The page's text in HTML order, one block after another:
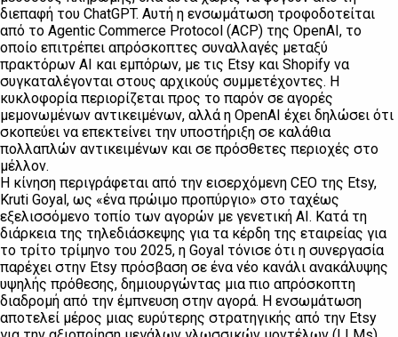
διεπαφή του ChatGPT. Αυτή η ενσωμάτωση τροφοδοτείται
από το Agentic Commerce Protocol (ACP) της OpenAI, το
οποίο επιτρέπει απρόσκοπτες συναλλαγές μεταξύ
πρακτόρων AI και εμπόρων, με τις Etsy και Shopify να
συγκαταλέγονται στους αρχικούς συμμετέχοντες. Η
κυκλοφορία περιορίζεται προς το παρόν σε αγορές
μεμονωμένων αντικειμένων, αλλά η OpenAI έχει δηλώσει ότι
σκοπεύει να επεκτείνει την υποστήριξη σε καλάθια
πολλαπλών αντικειμένων και σε πρόσθετες περιοχές στο
μέλλον.
Η κίνηση περιγράφεται από την εισερχόμενη CEO της Etsy,
Kruti Goyal, ως «ένα πρώιμο προπύργιο» στο ταχέως
εξελισσόμενο τοπίο των αγορών με γενετική AI. Κατά τη
διάρκεια της τηλεδιάσκεψης για τα κέρδη της εταιρείας για
το τρίτο τρίμηνο του 2025, η Goyal τόνισε ότι η συνεργασία
παρέχει στην Etsy πρόσβαση σε ένα νέο κανάλι ανακάλυψης
υψηλής πρόθεσης, δημιουργώντας μια πιο απρόσκοπτη
διαδρομή από την έμπνευση στην αγορά. Η ενσωμάτωση
αποτελεί μέρος μιας ευρύτερης στρατηγικής από την Etsy